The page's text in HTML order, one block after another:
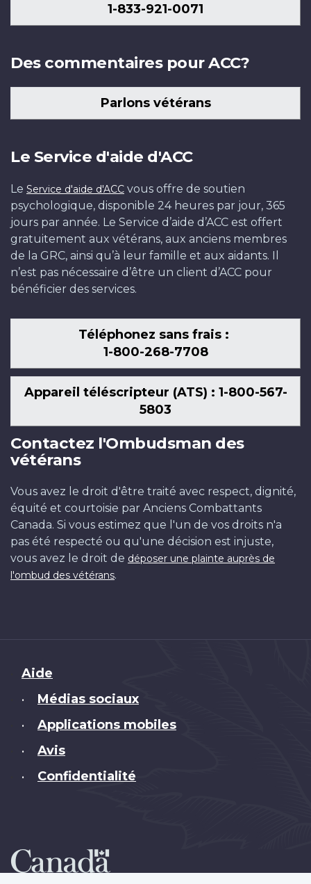
1-833-921-0071
Des commentaires pour ACC?
Parlons vétérans
Le Service d'aide d'ACC
Le Service d'aide d'ACC vous offre de soutien
psychologique, disponible 24 heures par jour, 365
jours par année. Le Service d’aide d’ACC est offert
gratuitement aux vétérans, aux anciens membres
de la GRC, ainsi qu’à leur famille et aux aidants. Il
n’est pas nécessaire d’être un client d’ACC pour
bénéficier des services.
Téléphonez sans frais :
1-800-268-7708
Appareil téléscripteur (ATS) : 1-800-567-
5803
Contactez l'Ombudsman des
vétérans
Vous avez le droit d'être traité avec respect, dignité,
équité et courtoisie par Anciens Combattants
Canada. Si vous estimez que l'un de vos droits n'a
pas été respecté ou qu'une décision est injuste,
vous avez le droit de déposer une plainte auprès de
l'ombud des vétérans.
Brand
Aide
• Médias sociaux
• Applications mobiles
• Avis
• Confidentialité